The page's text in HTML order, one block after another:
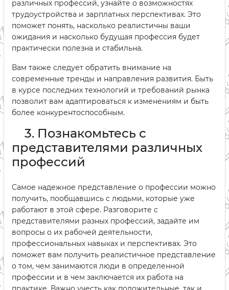
различных профессий, узнайте о возможностях
трудоустройства и зарплатных перспективах. Это
поможет понять, насколько реалистичны ваши
ожидания и насколько будущая профессия будет
практически полезна и стабильна.
Вам также следует обратить внимание на
современные тренды и направления развития. Быть
в курсе последних технологий и требований рынка
позволит вам адаптироваться к изменениям и быть
более конкурентоспособным.
3. Познакомьтесь с
представителями различных
профессий
Самое надежное представление о профессии можно
получить, пообщавшись с людьми, которые уже
работают в этой сфере. Разговорите с
представителями разных профессий, задайте им
вопросы о их рабочей деятельности,
профессиональных навыках и перспективах. Это
поможет вам получить реалистичное представление
о том, чем занимаются люди в определенной
профессии и в чем заключается их работа на